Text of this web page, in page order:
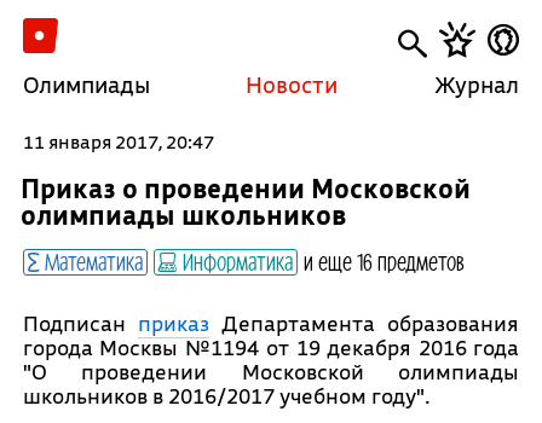
Олимпиады Новости Журнал
11 января 2017, 20:47
Приказ о проведении Московской
олимпиады школьников
Математика Информатика и еще 16 предметов
Подписан приказДепартамента образования
города Москвы №1194 от 19 декабря 2016 года
"О проведении Московской олимпиады
школьников в 2016/2017 учебном году".